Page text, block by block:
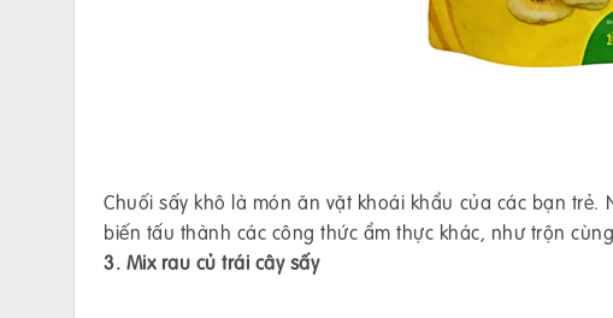
Chuối sấy khô là món ăn vặt khoái khẩu của các bạn
biến tấu thành các công thức ẩm thực khác, như trộn
3. Mix rau củ trái cây sấy